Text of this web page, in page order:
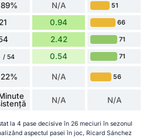
N/A 51
21 0.94 66
2.42 71
/ 54 0.54 71
N/A 56
N/A N/A
la 4 pase decisive în 26 meciuri în sezonul
aspectul pasei în joc, Ricard Sánchez